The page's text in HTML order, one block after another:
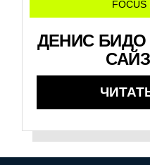
FOCUS
ДЕНИС